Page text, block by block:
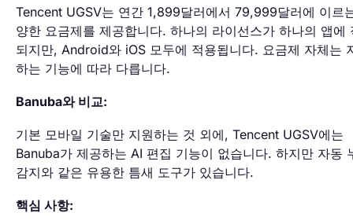
Tencent UGSV는 연간 1,899달러에서 79,999달러에 이르
양한 요금제를 제공합니다. 하나의 라이선스가 하나의 앱에
되지만, Android와 iOS 모두에 적용됩니다. 요금제 자체는
하는 기능에 따라 다릅니다.
Banuba와 비교:
기본 모바일 기술만 지원하는 것 외에, Tencent UGSV에는
Banuba가 제공하는 AI 편집 기능이 없습니다. 하지만 자동
감지와 같은 유용한 틈새 도구가 있습니다.
핵심 사항: